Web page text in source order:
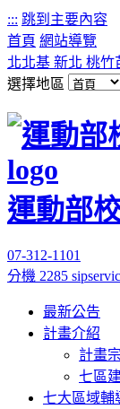
::: 跳到主要內容
首頁 網站導覽
北北基 新北 桃竹
選擇地區
運動部
07-312-1101
分機 2285
最新公告
計畫介紹
計畫
七區
七大區域輔